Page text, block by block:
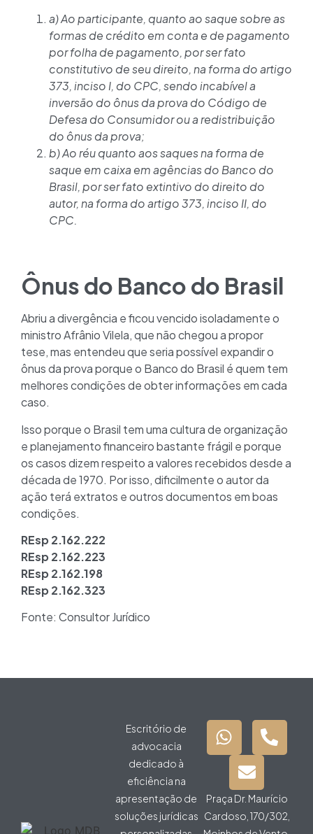
a) Ao participante, quanto ao saque sobre as
formas de crédito em conta e de pagamento
por folha de pagamento, por ser fato
constitutivo de seu direito, na forma do artigo
373, inciso I, do CPC, sendo incabível a
inversão do ônus da prova do Código de
Defesa do Consumidor ou a redistribuição
do ônus da prova;
b) Ao réu quanto aos saques na forma de
saque em caixa em agências do Banco do
Brasil, por ser fato extintivo do direito do
autor, na forma do artigo 373, inciso II, do
CPC.
Ônus do Banco do Brasil
Abriu a divergência e ficou vencido isoladamente o
ministro Afrânio Vilela, que não chegou a propor
tese, mas entendeu que seria possível expandir o
ônus da prova porque o Banco do Brasil é quem tem
melhores condições de obter informações em cada
caso.
Isso porque o Brasil tem uma cultura de organização
e planejamento financeiro bastante frágil e porque
os casos dizem respeito a valores recebidos desde a
década de 1970. Por isso, dificilmente o autor da
ação terá extratos e outros documentos em boas
condições.
REsp 2.162.222
REsp 2.162.223
REsp 2.162.198
REsp 2.162.323
Fonte: Consultor Jurídico
Escritório de
advocacia
dedicado à
eficiência na
apresentação de
soluções jurídicas
Praça Dr. Maurício
Cardoso, 170/302,